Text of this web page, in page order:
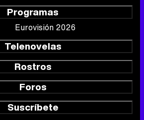
Programas
Eurovisión 2026
Telenovelas
Rostros
Foros
Suscríbete